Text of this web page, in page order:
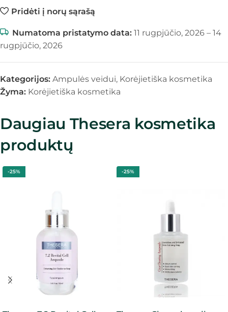
Pridėti į norų sąrašą
Numatoma pristatymo data: 11 rugpjūčio, 2026 – 14
rugpjūčio, 2026
Kategorijos: Ampulės veidui, Korėjietiška kosmetika
Žyma: Korėjietiška kosmetika
Daugiau Thesera kosmetika
produktų
-25% -25%